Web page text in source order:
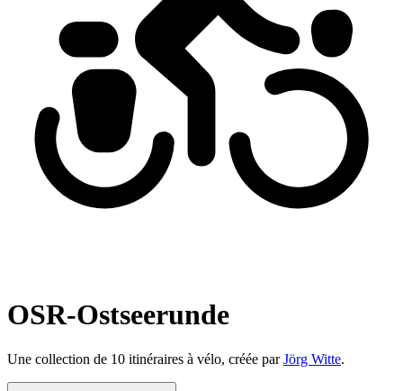
OSR-Ostseerunde
Une collection de 10 itinéraires à vélo, créée parJörg Witte.